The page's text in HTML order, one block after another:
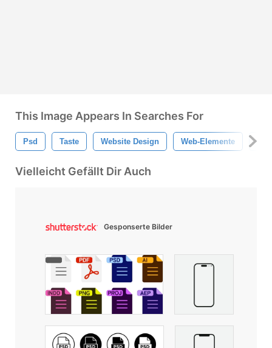
This Image Appears In Searches For
Psd Taste Website Design Web-Elemente
Vielleicht Gefällt Dir Auch
Gesponserte Bilder